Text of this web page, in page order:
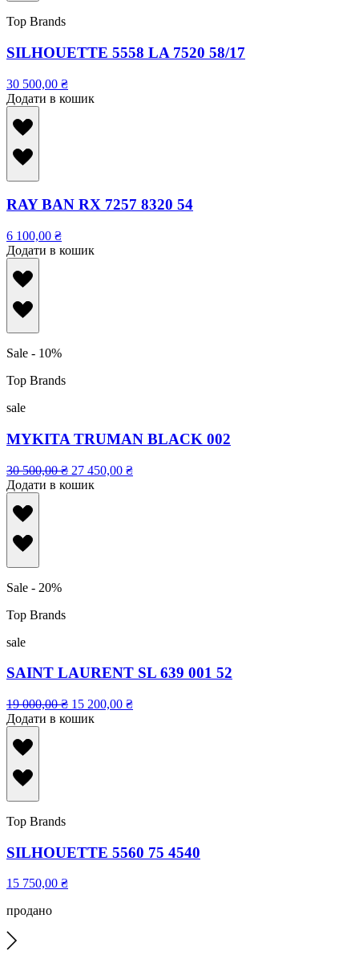
Top Brands
SILHOUETTE 5558 LA 7520 58/17
30 500,00 ₴
Додати в кошик
RAY BAN RX 7257 8320 54
6 100,00 ₴
Додати в кошик
Sale - 10%
Top Brands
sale
MYKITA TRUMAN BLACK 002
30 500,00₴ 27 450,00 ₴
Додати в кошик
Sale - 20%
Top Brands
sale
SAINT LAURENT SL 639 001 52
19 000,00₴ 15 200,00 ₴
Додати в кошик
Top Brands
SILHOUETTE 5560 75 4540
15 750,00 ₴
продано